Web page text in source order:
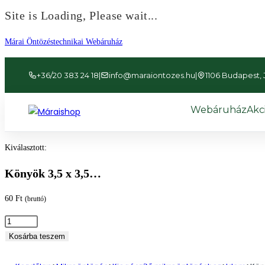
Site is Loading, Please wait...
Ugrás
a
tartalomhoz
Márai Öntözéstechnikai Webáruház
+36/20 383 24 18| info@maraiontozes.hu| 1106 Budapest,
Webáruház
Kiválasztott:
Könyök 3,5 x 3,5…
60 Ft (bruttó)
Könyök
3,5
Kosárba teszem